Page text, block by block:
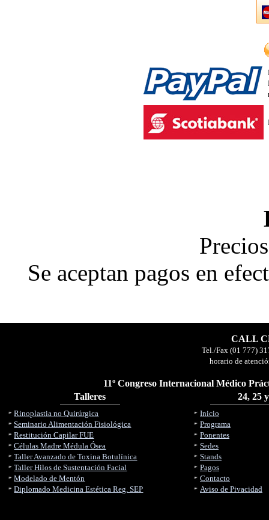
Se aceptan pagos en
CALL
Tel./Fax (01 777)
horario de
11º Congreso Internacional Médico
Talleres
24, 25
Rinoplastia no Quirúrgica
Seminario Alimentación Fisiológica
Restitución Capilar FUE
Células Madre Médula Ósea
Taller Avanzado de Toxina Botulínica
Taller Hilos de Sustentación Facial
Modelado de Mentón
Diplomado Medicina Estética Reg. SEP
Inicio
Programa
Ponentes
Sedes
Stands
Pagos
Contacto
Aviso de Pivacidad